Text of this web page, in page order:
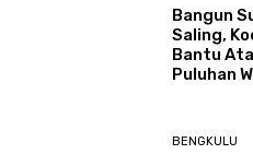
Bangun
Saling,
Bantu
Puluhan
BENGKULU